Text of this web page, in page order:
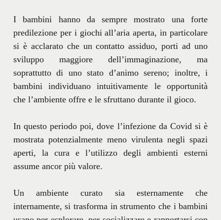
I bambini hanno da sempre mostrato una forte
predilezione per i giochi all’aria aperta, in particolare
si è acclarato che un contatto assiduo, porti ad uno
sviluppo maggiore dell’immaginazione, ma
soprattutto di uno stato d’animo sereno; inoltre, i
bambini individuano intuitivamente le opportunità
che l’ambiente offre e le sfruttano durante il gioco.
In questo periodo poi, dove l’infezione da Covid si è
mostrata potenzialmente meno virulenta negli spazi
aperti, la cura e l’utilizzo degli ambienti esterni
assume ancor più valore.
Un ambiente curato sia esternamente che
internamente, si trasforma in strumento che i bambini